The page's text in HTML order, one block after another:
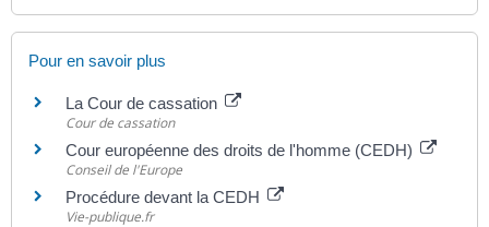
Pour en savoir plus
La Cour de cassation
Cour de cassation
Cour européenne des droits de l'homme (CEDH)
Conseil de l'Europe
Procédure devant la CEDH
Vie-publique.fr